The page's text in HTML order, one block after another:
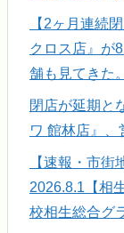
【2ヶ月連続
クロス店』が
舗も見てきた。
閉店が延期と
ワ 館林店』
【速報・市街
2026.8.1【相
校相生総合グ